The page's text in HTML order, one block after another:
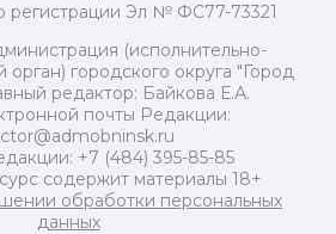
регистрации Эл № ФС77-73321
(исполнительно-
городского округа "Город
редактор: Байкова Е.А.
почты Редакции:
+7 (484) 395-85-85
содержит материалы 18+
обработки персональных
данных